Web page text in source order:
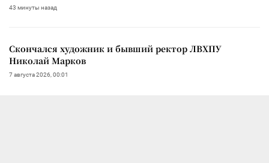
43 минуты назад
Скончался художник и бывший ректор ЛВХПУ
Николай Марков
7 августа 2026, 00:01